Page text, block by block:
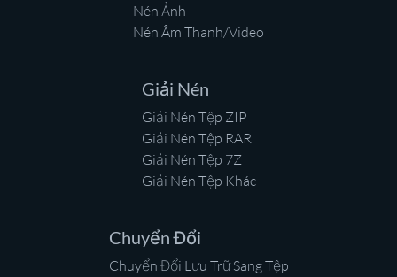
Nén Ảnh
Nén Âm Thanh/Video
Giải Nén
Giải Nén Tệp ZIP
Giải Nén Tệp RAR
Giải Nén Tệp 7Z
Giải Nén Tệp Khác
Chuyển Đổi
Chuyển Đổi Lưu Trữ Sang Tệp